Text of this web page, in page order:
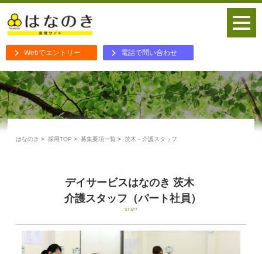
Webでエントリー 電話で問い合わせ
はなのき 採用TOP 募集要項一覧 茨木－介護スタッフ
デイサービスはなのき 茨木
介護スタッフ（パート社員）
Staff